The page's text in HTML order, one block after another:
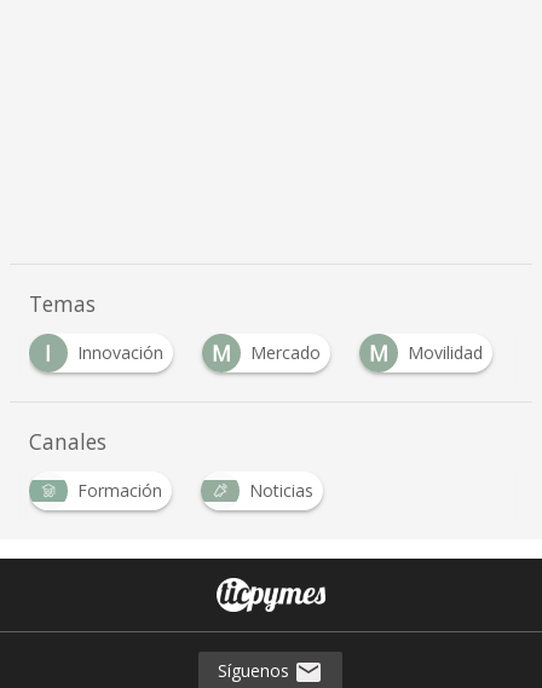
Temas
Innovación M Mercado M Movilidad P
Canales
Formación Noticias
Síguenos